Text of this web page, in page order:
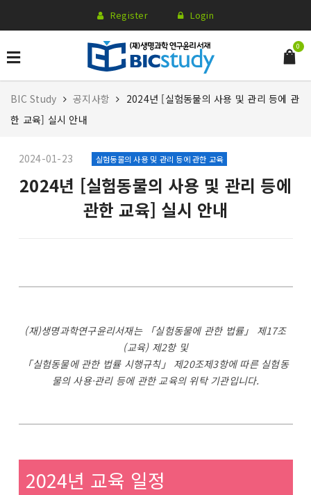
Register Login
0
BIC Study 공지사항
2024년 [실험동물의 사용 및 관리 등에 관
한 교육] 실시 안내
2024-01-23 실험동물의 사용 및 관리 등에 관한 교육
2024년 [실험동물의 사용 및 관리 등에
관한 교육] 실시 안내
(재)생명과학연구윤리서재는 「실험동물에 관한 법률」 제17조
(교육) 제2항 및
「실험동물에 관한 법률 시행규칙」 제20조제3항에 따른 실험동
물의 사용·관리 등에 관한 교육의 위탁 기관입니다.
2024년 교육 일정